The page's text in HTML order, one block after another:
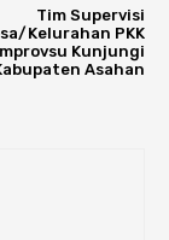
Tim Supervisi
Kelurahan PKK
Kunjungi
Asahan